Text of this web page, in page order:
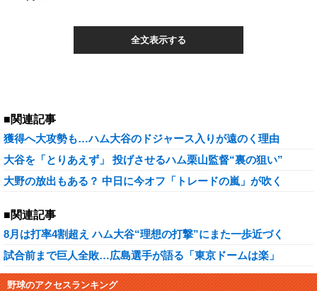
全文表示する
■関連記事
獲得へ大攻勢も…ハム大谷のドジャース入りが遠のく理由
大谷を「とりあえず」 投げさせるハム栗山監督“裏の狙い”
大野の放出もある？ 中日に今オフ「トレードの嵐」が吹く
■関連記事
8月は打率4割超え ハム大谷“理想の打撃”にまた一歩近づく
試合前まで巨人全敗…広島選手が語る「東京ドームは楽」
野球のアクセスランキング